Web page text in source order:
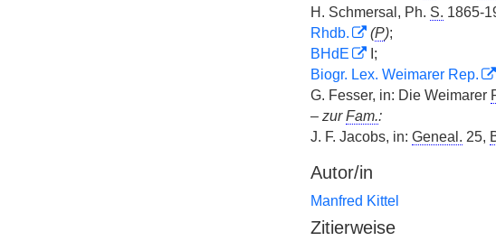
H. Schmersal, Ph. S. 1865-
Rhdb.
(P);
BHdE
I;
Biogr. Lex. Weimarer Rep.
G. Fesser, in: Die Weimarer
– zurFam.:
J. F. Jacobs, in: Geneal. 25,
Autor/in
Manfred Kittel
Zitierweise